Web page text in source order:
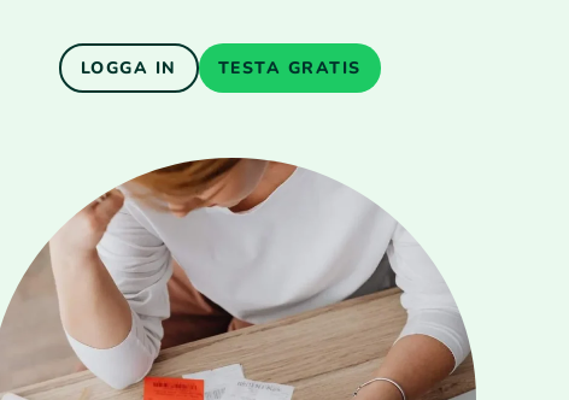
LOGGA IN TESTA GRATIS